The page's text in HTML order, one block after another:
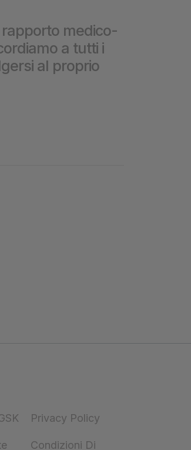
medico-
a tutti i
al proprio
Privacy Policy
Condizioni Di